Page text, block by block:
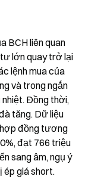
BCH liên quan
lớn quay trở lại
lệnh mua của
và trong ngắn
nhiệt. Đồng thời,
tăng. Dữ liệu
đồng tương
đạt 766 triệu
sang âm, ngụ ý
ép giá short.